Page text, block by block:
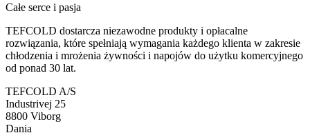
Całe serce i pasja
TEFCOLD dostarcza niezawodne produkty i opłacalne
rozwiązania, które spełniają wymagania każdego klienta w zakresie
chłodzenia i mrożenia żywności i napojów do użytku komercyjnego
od ponad 30 lat.
TEFCOLD A/S
Industrivej 25
8800 Viborg
Dania